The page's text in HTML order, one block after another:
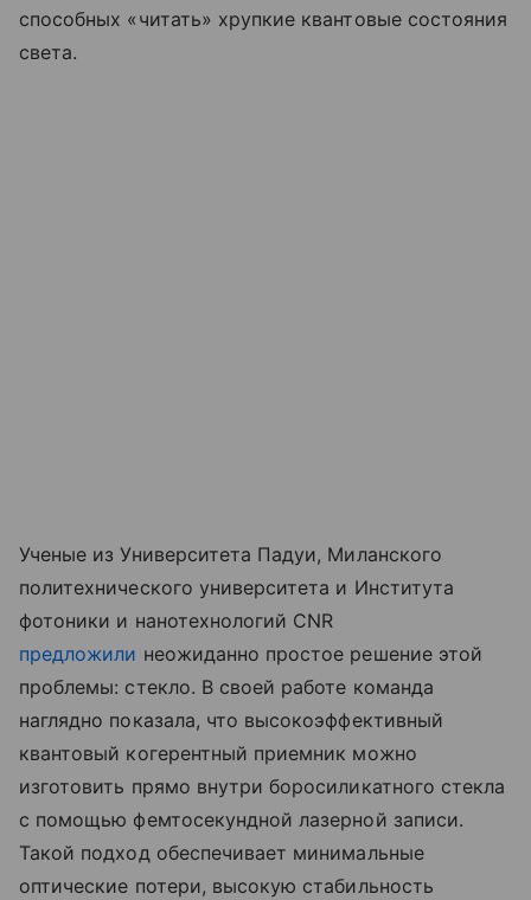
способных «читать» хрупкие квантовые состояния
света.
Ученые из Университета Падуи, Миланского
политехнического университета и Института
фотоники и нанотехнологий CNR
предложили неожиданно простое решение этой
проблемы: стекло. В своей работе команда
наглядно показала, что высокоэффективный
квантовый когерентный приемник можно
изготовить прямо внутри боросиликатного стекла
с помощью фемтосекундной лазерной записи.
Такой подход обеспечивает минимальные
оптические потери, высокую стабильность